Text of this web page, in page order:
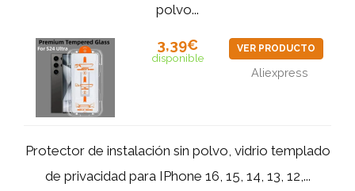
polvo...
3,39€
disponible
VER PRODUCTO
Aliexpress
Protector de instalación sin polvo, vidrio templado
de privacidad para IPhone 16, 15, 14, 13, 12,...